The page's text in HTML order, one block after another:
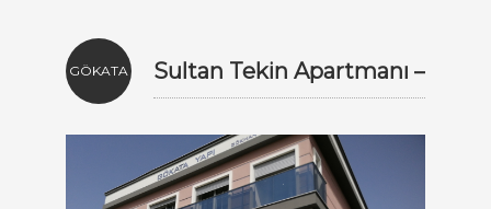
GÖKATA Sultan Tekin Apartmanı –
Latife Hanım Mh